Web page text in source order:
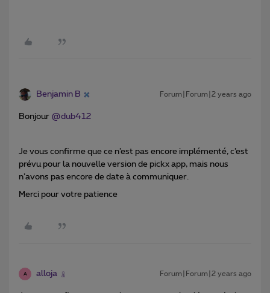
Benjamin B Forum|Forum|2 years ago
Bonjour @dub412
Je vous confirme que ce n’est pas encore implémenté, c’est
prévu pour la nouvelle version de pickx app, mais nous
n’avons pas encore de date à communiquer.
Merci pour votre patience
A alloja Forum|Forum|2 years ago